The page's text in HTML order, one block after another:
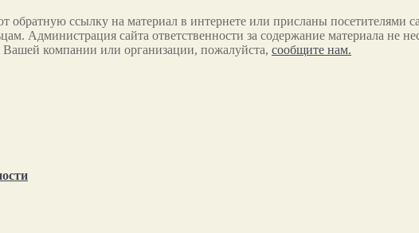
ссылку на материал в интернете или присланы посетителями
Администрация сайта ответственности за содержание материала не
компании или организации, пожалуйста, сообщите нам.